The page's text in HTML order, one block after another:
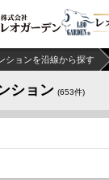
ションを沿線から探す
ション (653件)